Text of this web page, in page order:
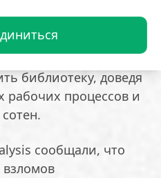
библиотеку, доведя
рабочих процессов и
сообщали, что